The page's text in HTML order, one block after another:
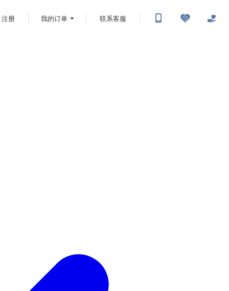
注册 我的订单 联系客服